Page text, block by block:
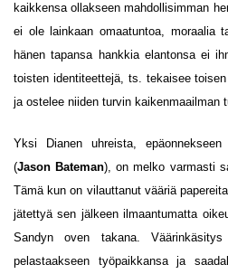
kaikkensa ollakseen mahdollisimman
ei ole lainkaan omaatuntoa, moraalia
hänen tapansa hankkia elantonsa ei
toisten identiteettejä, ts. tekaisee
ja ostelee niiden turvin kaikenmaailman
Yksi Dianen uhreista,
(Jason Bateman), on melko varmasti
Tämä kun on vilauttanut vääriä
jätettyä sen jälkeen ilmaantumatta
Sandyn oven takana.
pelastaakseen työpaikkansa ja